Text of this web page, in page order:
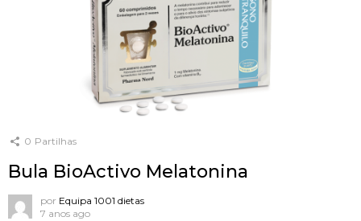
0 Partilhas
Bula BioActivo Melatonina
por Equipa 1001 dietas
7 anos ago